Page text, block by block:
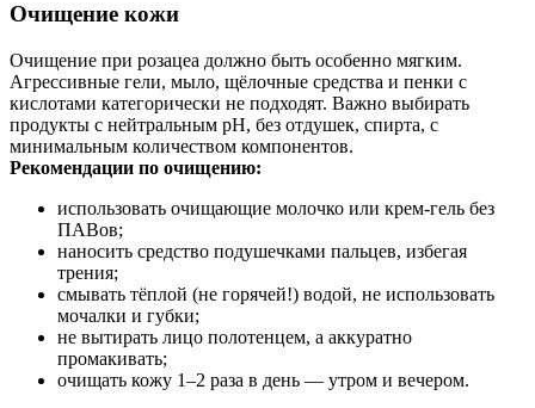
Очищение кожи
Очищение при розацеа должно быть особенно мягким.
Агрессивные гели, мыло, щёлочные средства и пенки с
кислотами категорически не подходят. Важно выбирать
продукты с нейтральным pH, без отдушек, спирта, с
минимальным количеством компонентов.
Рекомендации по очищению:
использовать очищающие молочко или крем-гель без
ПАВов;
наносить средство подушечками пальцев, избегая
трения;
смывать тёплой (не горячей!) водой, не использовать
мочалки и губки;
не вытирать лицо полотенцем, а аккуратно
промакивать;
очищать кожу 1–2 раза в день — утром и вечером.